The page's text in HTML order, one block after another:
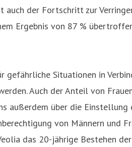
der Fortschritt zur
Ergebnis von 87 %
Situationen in
Auch der Anteil von
außerdem über die
von Männern und
das 20-jährige Bestehen